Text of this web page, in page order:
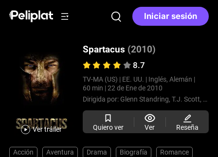
Iniciar sesión
Ver tráiler
Spartacus (2010)
8.7
TV-MA (US) | EE. UU. | Inglés, Alemán |
60 min | 22 de Ene de 2010
Dirigida por: Glenn Standring, T.J. Scott,
Quiero ver Ver Reseña
Acción Aventura Drama Biografía Romance